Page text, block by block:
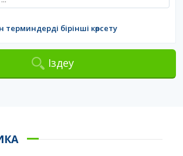
терминдерді бірінші көрсету
Іздеу